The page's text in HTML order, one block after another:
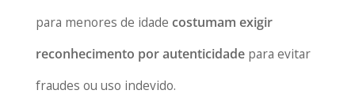
para menores de idade costumam exigir
reconhecimento por autenticidadepara evitar
fraudes ou uso indevido.